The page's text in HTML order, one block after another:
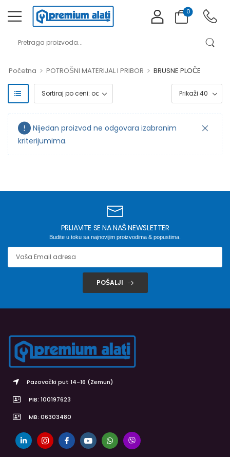
0
Početna > POTROŠNI MATERIJAL I PRIBOR > BRUSNE PLOČE
Nijedan proizvod ne odgovara izabranim
kriterijumima.
PRIJAVITE SE NA NAŠ NEWSLETTER
Budite u toku sa najnovijim proizvodima & popustima.
POŠALJI
Pazovački put 14-16 (Zemun)
PIB: 100197623
MB: 06303480